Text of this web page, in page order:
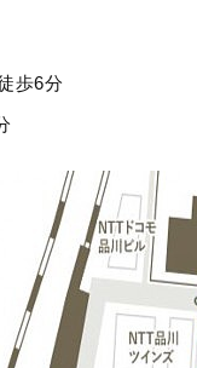
歩6分